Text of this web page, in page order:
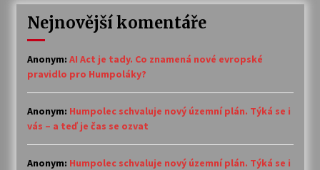
Nejnovější komentáře
Anonym: AI Act je tady. Co znamená nové evropské
pravidlo pro Humpoláky?
Anonym: Humpolec schvaluje nový územní plán. Týká se i
vás – a teď je čas se ozvat
Anonym: Humpolec schvaluje nový územní plán. Týká se i